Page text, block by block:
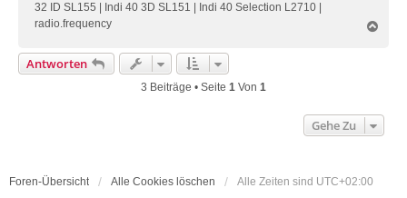
32 ID SL155 | Indi 40 3D SL151 | Indi 40 Selection L2710 |
radio.frequency
e
Antworten
3 Beiträge • Seite 1 Von 1
Gehe Zu
Foren-Übersicht Alle Cookies löschen Alle Zeiten sind UTC+02:00